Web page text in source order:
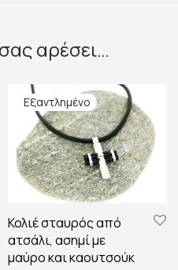
αρέσει…
Κολιέ σταυρός από
ατσάλι, ασημί με
μαύρο και καουτσούκ